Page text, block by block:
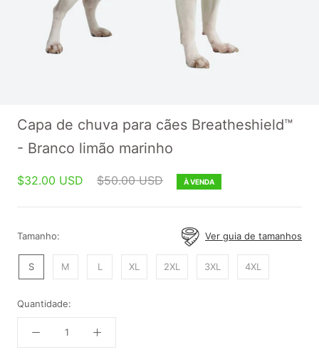
Capa de chuva para cães Breatheshield™
- Branco limão marinho
$32.00 USD $50.00 USD À VENDA
Tamanho: Ver guia de tamanhos
S M L XL 2XL 3XL 4XL
Quantidade: